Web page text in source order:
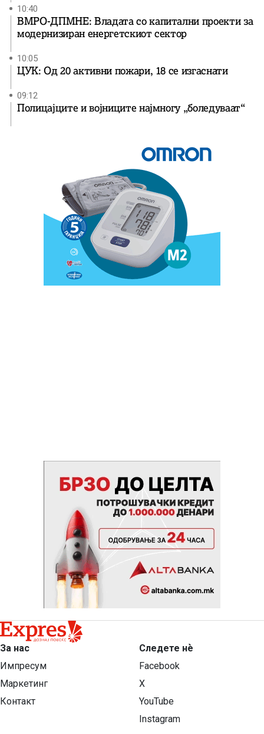
10:40
ВМРО-ДПМНЕ: Владата со капитални проекти за
модернизиран енергетскиот сектор
10:05
ЦУК: Од 20 активни пожари, 18 се изгаснати
09:12
Полицајците и војниците најмногу „боледуваат“
За нас
Импресум
Маркетинг
Контакт
Следете нѐ
Facebook
X
YouTube
Instagram